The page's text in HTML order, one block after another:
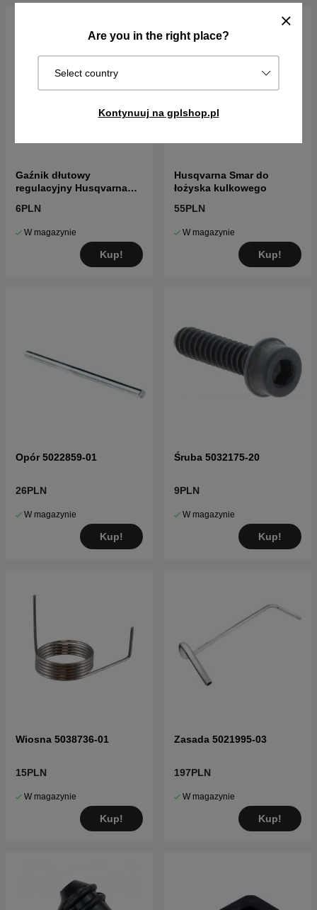
Are you in the right place?
Select country
Kontynuuj na gplshop.pl
Gaźnik dłutowy
regulacyjny Husqvarna
6PLN
W magazynie
Kup!
Husqvarna Smar do
łożyska kulkowego
55PLN
W magazynie
Kup!
Opór 5022859-01
26PLN
W magazynie
Kup!
Śruba 5032175-20
9PLN
W magazynie
Kup!
Wiosna 5038736-01
15PLN
W magazynie
Kup!
Zasada 5021995-03
197PLN
W magazynie
Kup!